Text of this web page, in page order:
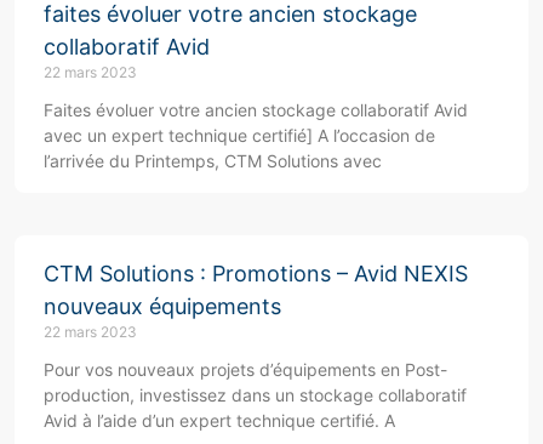
faites évoluer votre ancien stockage
collaboratif Avid
22 mars 2023
Faites évoluer votre ancien stockage collaboratif Avid
avec un expert technique certifié] A l’occasion de
l’arrivée du Printemps, CTM Solutions avec
CTM Solutions : Promotions – Avid NEXIS
nouveaux équipements
22 mars 2023
Pour vos nouveaux projets d’équipements en Post-
production, investissez dans un stockage collaboratif
Avid à l’aide d’un expert technique certifié. A